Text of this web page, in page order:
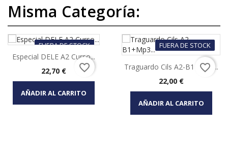
Misma Categoría:
FUERA DE STOCK
Especial DELE A2 Curso...
Precio
22,70 €
AÑADIR AL CARRITO
favorite_border
FUERA DE STOCK
Traguardo Cils A2-B1+Mp3...
Precio
22,00 €
AÑADIR AL CARRITO
favorite_border